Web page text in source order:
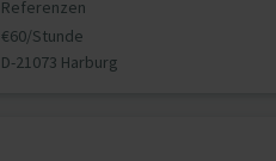
Referenzen
€60/Stunde
D-21073 Harburg